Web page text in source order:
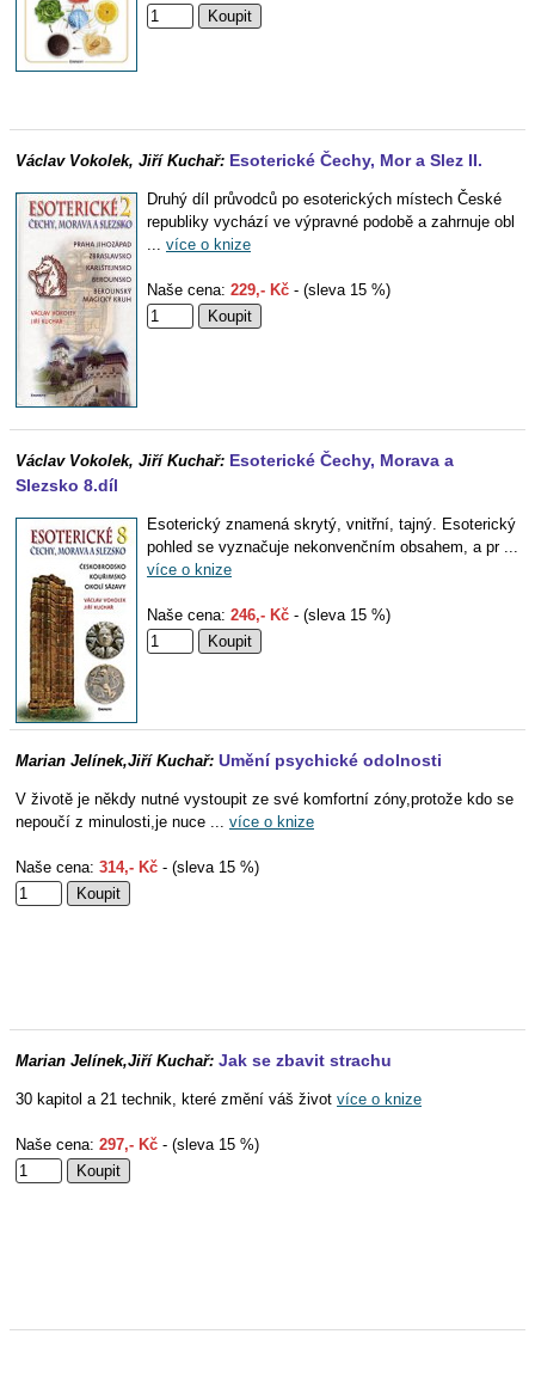
Václav Vokolek, Jiří Kuchař: Esoterické Čechy, Mor a Slez II.
Druhý díl průvodců po esoterických místech České
republiky vychází ve výpravné podobě a zahrnuje obl
... více o knize
Naše cena: 229,- Kč - (sleva 15 %)
Václav Vokolek, Jiří Kuchař: Esoterické Čechy, Morava a
Slezsko 8.díl
Esoterický znamená skrytý, vnitřní, tajný. Esoterický
pohled se vyznačuje nekonvenčním obsahem, a pr ...
více o knize
Naše cena: 246,- Kč - (sleva 15 %)
Marian Jelínek,Jiří Kuchař: Umění psychické odolnosti
V životě je někdy nutné vystoupit ze své komfortní zóny,protože kdo se
nepoučí z minulosti,je nuce ... více o knize
Naše cena: 314,- Kč - (sleva 15 %)
Marian Jelínek,Jiří Kuchař: Jak se zbavit strachu
30 kapitol a 21 technik, které změní váš život více o knize
Naše cena: 297,- Kč - (sleva 15 %)